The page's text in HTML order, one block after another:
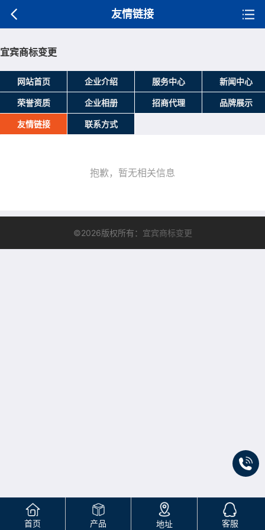
友情链接
宜宾商标变更
网站首页 企业介绍 服务中心 新闻中心
荣誉资质 企业相册 招商代理 品牌展示
友情链接 联系方式
抱歉，暂无相关信息
©2026版权所有： 宜宾商标变更
首页 产品 地址 客服